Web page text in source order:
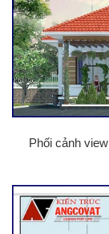
Phối cảnh